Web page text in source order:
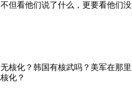
但看他们说了什么，更要看他们没
核化？韩国有核武吗？美军在那里
化？